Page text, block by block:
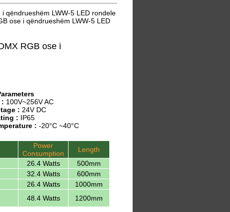
qëndrueshëm LWW-5 LED rondele
ose i qëndrueshëm LWW-5 LED
RGB ose i
: 100V~256V AC
: 24V DC
: IP65
: -20°C ~40°C
Power
Consumption
Length
26.4 Watts
500mm
32.4 Watts
600mm
26.4 Watts
1000mm
48.4 Watts 1200mm